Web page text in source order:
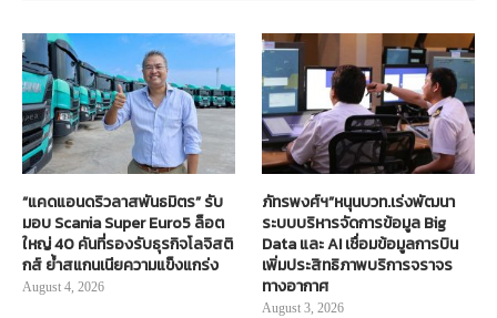
“แคดแอนดริวลาสพันธมิตร” รับ
มอบ Scania Super Euro5 ล็อต
ใหญ่ 40 คันที่รองรับธุรกิจโลจิสติ
กส์ ย้ำสแกนเนียความแข็งแกร่ง
August 4, 2026
ภัทรพงศ์ฯ”หนุนบวท.เร่งพัฒนา
ระบบบริหารจัดการข้อมูล Big
Data และ AI เชื่อมข้อมูลการบิน
เพิ่มประสิทธิภาพบริการจราจร
ทางอากาศ
August 3, 2026